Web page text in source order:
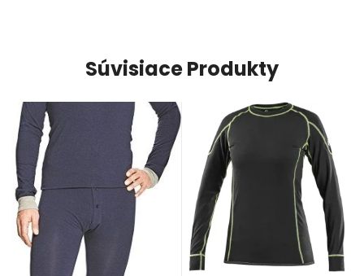
Súvisiace Produkty